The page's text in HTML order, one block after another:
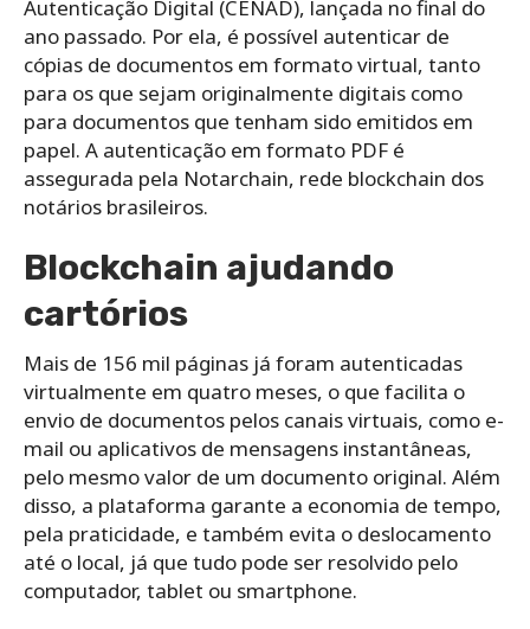
Autenticação Digital (CENAD), lançada no final do
ano passado. Por ela, é possível autenticar de
cópias de documentos em formato virtual, tanto
para os que sejam originalmente digitais como
para documentos que tenham sido emitidos em
papel. A autenticação em formato PDF é
assegurada pela Notarchain, rede blockchain dos
notários brasileiros.
Blockchain ajudando
cartórios
Mais de 156 mil páginas já foram autenticadas
virtualmente em quatro meses, o que facilita o
envio de documentos pelos canais virtuais, como e-
mail ou aplicativos de mensagens instantâneas,
pelo mesmo valor de um documento original. Além
disso, a plataforma garante a economia de tempo,
pela praticidade, e também evita o deslocamento
até o local, já que tudo pode ser resolvido pelo
computador, tablet ou smartphone.